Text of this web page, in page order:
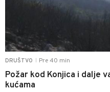
DRUŠTVO Pre 40 min
Požar kod Konjica i dalje
kućama